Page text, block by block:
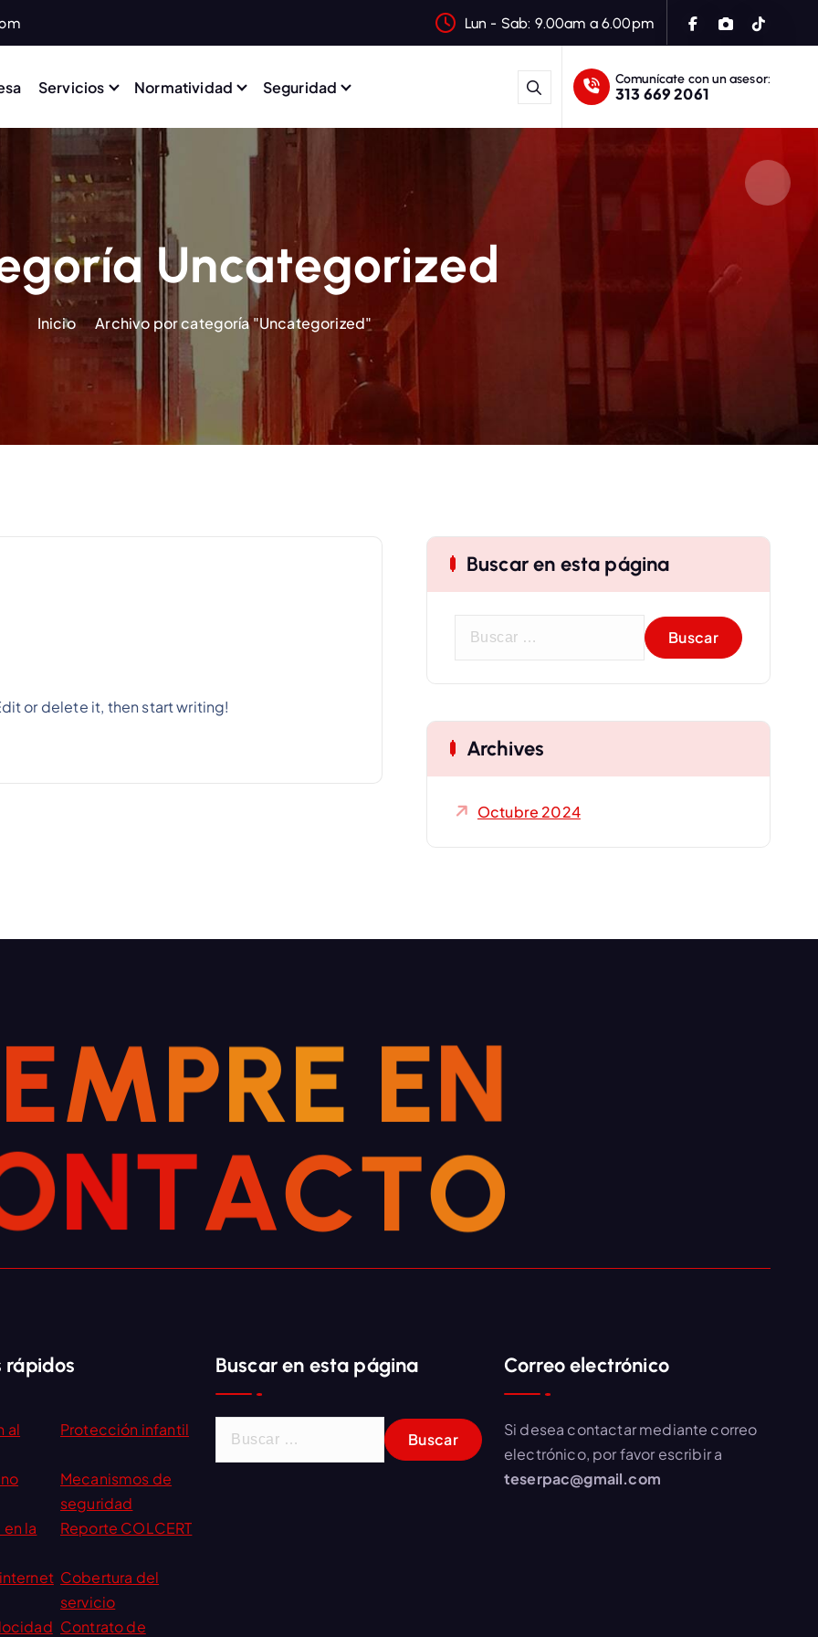
Lun - Sab: 9.00am a 6.00pm
Servicios Normatividad Seguridad Comunícate con un asesor:
313 669 2061
Uncategorized
Inicio Archivo por categoría "Uncategorized"
or delete it, then start writing!
Buscar en esta página
a
r
:
Archives
Octubre 2024
EMPRE EN
NTACTO
rápidos
al Protección infantil
Mecanismos de
seguridad
la
Reporte COLCERT
Cobertura del
servicio
Contrato de
Buscar en esta página Correo electrónico
Si desea contactar mediante correo
electrónico, por favor escribir a
teserpac@gmail.com